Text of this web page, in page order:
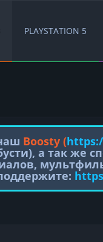
PLAYSTATION 5
Boosty (
а так